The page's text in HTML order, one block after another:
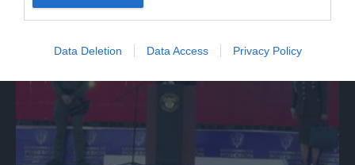
Data Deletion Data Access Privacy Policy